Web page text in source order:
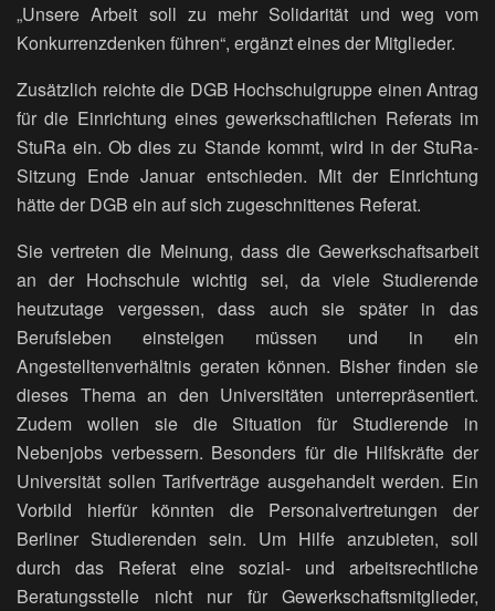
„Unsere Arbeit soll zu mehr Solidarität und weg vom
Konkurrenzdenken führen“, ergänzt eines der Mitglieder.
Zusätzlich reichte die DGB Hochschulgruppe einen Antrag
für die Einrichtung eines gewerkschaftlichen Referats im
StuRa ein. Ob dies zu Stande kommt, wird in der StuRa-
Sitzung Ende Januar entschieden. Mit der Einrichtung
hätte der DGB ein auf sich zugeschnittenes Referat.
Sie vertreten die Meinung, dass die Gewerkschaftsarbeit
an der Hochschule wichtig sei, da viele Studierende
heutzutage vergessen, dass auch sie später in das
Berufsleben einsteigen müssen und in ein
Angestelltenverhältnis geraten können. Bisher finden sie
dieses Thema an den Universitäten unterrepräsentiert.
Zudem wollen sie die Situation für Studierende in
Nebenjobs verbessern. Besonders für die Hilfskräfte der
Universität sollen Tarifverträge ausgehandelt werden. Ein
Vorbild hierfür könnten die Personalvertretungen der
Berliner Studierenden sein. Um Hilfe anzubieten, soll
durch das Referat eine sozial- und arbeitsrechtliche
Beratungsstelle nicht nur für Gewerkschaftsmitglieder,